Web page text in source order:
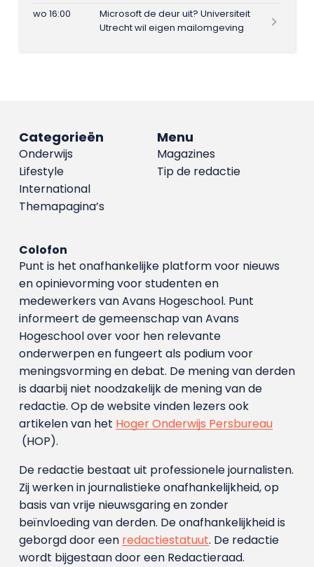
wo 16:00
Microsoft de deur uit? Universiteit
Utrecht wil eigen mailomgeving
Menu
Magazines
Tip de redactie
Categorieën
Onderwijs
Lifestyle
International
Themapagina’s
Colofon
Punt is het onafhankelijke platform voor nieuws
en opinievorming voor studenten en
medewerkers van Avans Hoge­school. Punt
informeert de gemeenschap van Avans
Hogeschool over voor hen relevante
onderwerpen en fungeert als podium voor
meningsvorming en debat. De mening van derden
is daarbij niet noodzakelijk de mening van de
redactie. Op de website vinden lezers ook
artikelen van het Hoger Onderwijs Persbureau
(HOP).
De redactie bestaat uit professionele journalisten.
Zij werken in journalistieke onafhankelijkheid, op
basis van vrije nieuwsgaring en zonder
beïnvloeding van derden. De onafhankelijkheid is
geborgd door een redactiestatuut. De redactie
wordt bijgestaan door een Redactieraad.